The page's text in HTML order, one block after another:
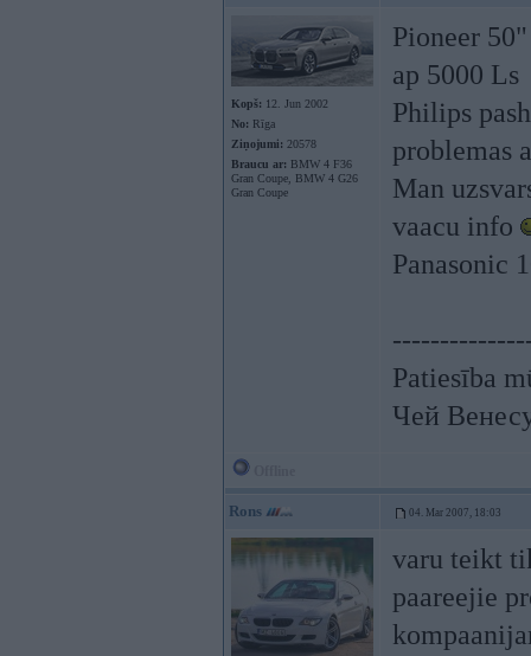
Kopš: 12. Jun 2002
No: Rīga
Ziņojumi: 20578
Braucu ar: BMW 4 F36
Gran Coupe, BMW 4 G26
Gran Coupe
Pioneer
ap 5000 Ls
Philips
problemas
Man
vaacu info
Panasonic
Patiesība
Чей
Rons 04. Mar 2007, 18:03
varu teikt
paareejie